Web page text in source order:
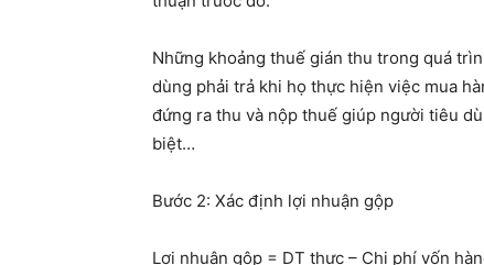
Những khoảng thuế gián thu trong quá
dùng phải trả khi họ thực hiện việc mua
đứng ra thu và nộp thuế giúp người tiêu
biệt…
Bước 2: Xác định lợi nhuận gộp
Lợi nhuận gộp = DT thực – Chi phí vốn